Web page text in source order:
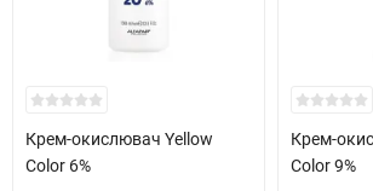
Крем-окислювач Yellow
Color 6%
Крем-
Color 9%